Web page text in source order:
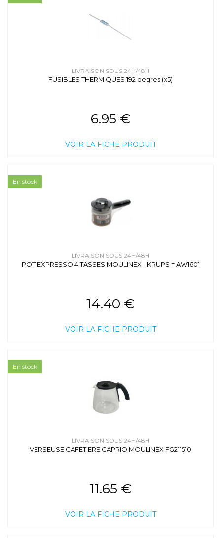
LIVRAISON SOUS 24H/48H
FUSIBLES THERMIQUES 192 degres (x5)
6.95 €
VOIR LA FICHE PRODUIT
LIVRAISON SOUS 24H/48H
POT EXPRESSO 4 TASSES MOULINEX - KRUPS = AW1601
14.40 €
VOIR LA FICHE PRODUIT
En stock
LIVRAISON SOUS 24H/48H
VERSEUSE CAFETIERE CAPRIO MOULINEX FG211510
11.65 €
VOIR LA FICHE PRODUIT
En stock